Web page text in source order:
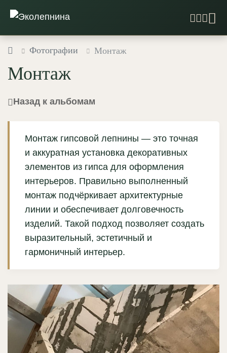
Фотографии Монтаж
Монтаж
Назад к альбомам
Монтаж гипсовой лепнины — это точная
и аккуратная установка декоративных
элементов из гипса для оформления
интерьеров. Правильно выполненный
монтаж подчёркивает архитектурные
линии и обеспечивает долговечность
изделий. Такой подход позволяет создать
выразительный, эстетичный и
гармоничный интерьер.